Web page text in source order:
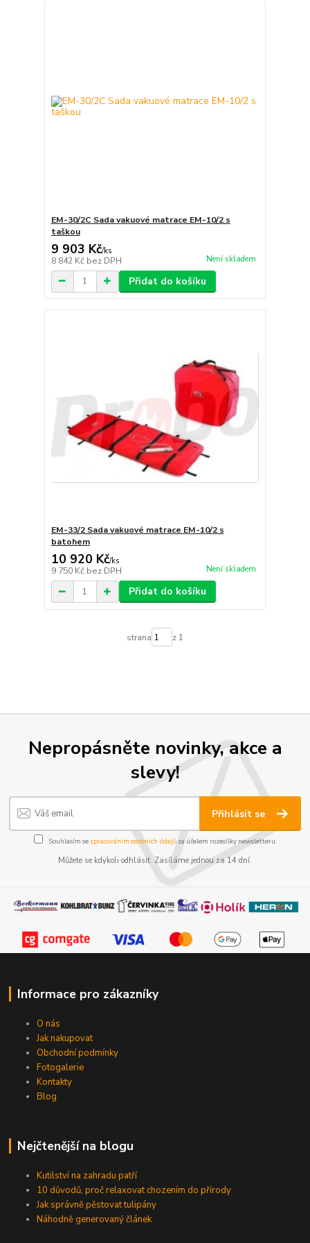
EM-30/2C Sada vakuové matrace EM-10/2 s
taškou
9 903 Kč/ks
8 842 Kč bez DPH Není skladem
Přidat do košíku
EM-33/2 Sada vakuové matrace EM-10/2 s
batohem
10 920 Kč/ks
9 750 Kč bez DPH Není skladem
Přidat do košíku
strana z 1
Nepropásněte novinky, akce a
slevy!
Přihlásit se
Souhlasím se zpracováním osobních údajůza účelem rozesílky newsletteru.
Můžete se kdykoli odhlásit. Zasíláme jednou za 14 dní.
Informace pro zákazníky
O nás
Jak nakupovat
Obchodní podmínky
Fotogalerie
Kontakty
Blog
Nejčtenější na blogu
Kutilství na zahradu patří
10 důvodů, proč relaxovat chozením do přírody
Jak správně pěstovat tulipány
Náhodně generovaný článek